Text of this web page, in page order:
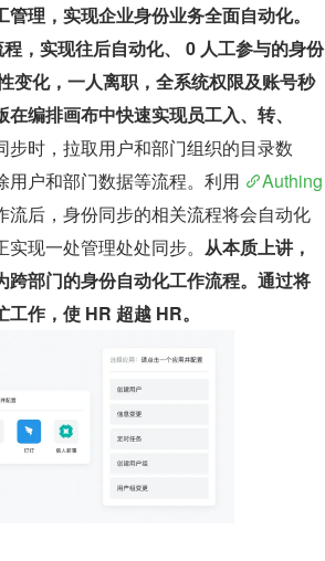
理，实现企业身份业务全面自动化。
，实现往后自动化、 0 人工参与的身份
变化，一人离职，全系统权限及账号秒
编排画布中快速实现员工入、转、
步时，拉取用户和部门组织的目录数
户和部门数据等流程。利用
Authing
后，身份同步的相关流程将会自动化
现一处管理处处同步。 从本质上讲，
部门的身份自动化工作流程。通过将
作，使 HR 超越 HR。